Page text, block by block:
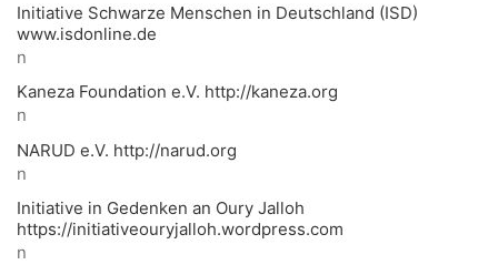
Initiative Schwarze Menschen in Deutschland (ISD)
www.isdonline.de
n
Kaneza Foundation e.V. http://kaneza.org
n
NARUD e.V. http://narud.org
n
Initiative in Gedenken an Oury Jalloh
https://initiativeouryjalloh.wordpress.com
n